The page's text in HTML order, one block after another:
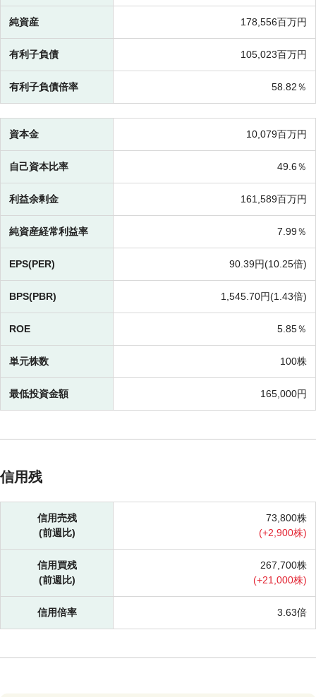
純資産 178,556百万円
有利子負債 105,023百万円
有利子負債倍率 58.82％
資本金 10,079百万円
自己資本比率 49.6％
利益余剰金 161,589百万円
純資産経常利益率 7.99％
EPS(PER) 90.39円(10.25倍)
BPS(PBR) 1,545.70円(1.43倍)
ROE 5.85％
単元株数 100株
最低投資金額 165,000円
信用残
信用売残
(前週比)
73,800株
(+2,900株)
信用買残
(前週比)
267,700株
(+21,000株)
信用倍率 3.63倍